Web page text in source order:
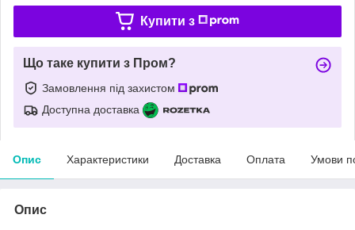
Купити з
Що таке купити з Пром?
Замовлення під захистом
Доступна доставка
Опис Характеристики Доставка Оплата Умови
Опис